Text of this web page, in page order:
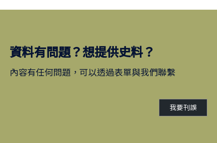
資料有問題？想提供史料？
內容有任何問題，可以透過表單與我們聯繫
我要刊誤